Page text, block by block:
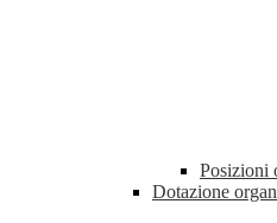
Posizioni
Dotazione